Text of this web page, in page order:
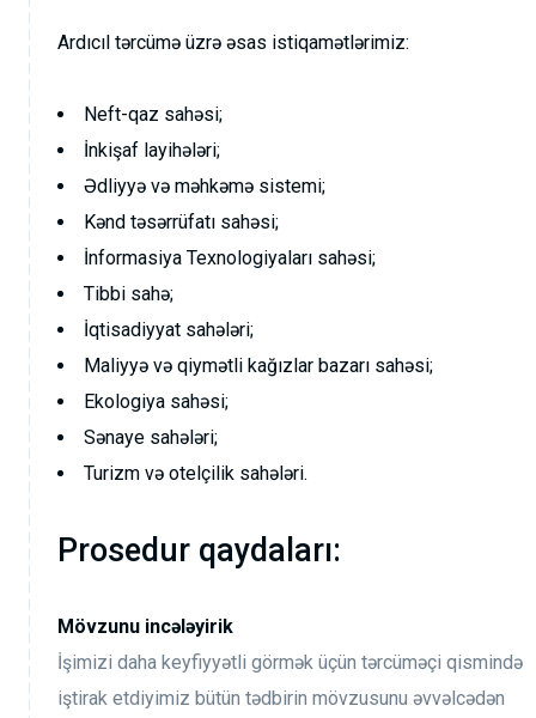
Ardıcıl tərcümə üzrə əsas istiqamətlərimiz:
Neft-qaz sahəsi;
İnkişaf layihələri;
Ədliyyə və məhkəmə sistemi;
Kənd təsərrüfatı sahəsi;
İnformasiya Texnologiyaları sahəsi;
Tibbi sahə;
İqtisadiyyat sahələri;
Maliyyə və qiymətli kağızlar bazarı sahəsi;
Ekologiya sahəsi;
Sənaye sahələri;
Turizm və otelçilik sahələri.
Prosedur qaydaları:
Mövzunu incələyirik
İşimizi daha keyfiyyətli görmək üçün tərcüməçi qismində
iştirak etdiyimiz bütün tədbirin mövzusunu əvvəlcədən